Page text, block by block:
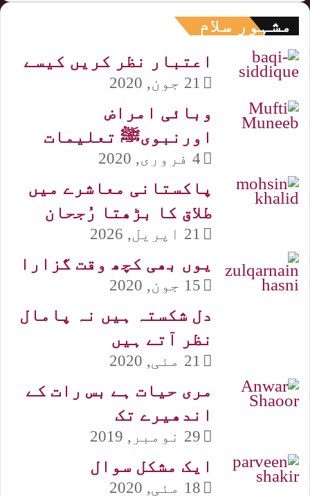
مشہور سلام
اعتبار نظر کریں کیسے
21 جون, 2020
وبائی امراض
اورنبویﷺ تعلیمات
4 فروری, 2020
پاکستانی معاشرے میں
طلاق کا بڑھتا رُجحان
21 اپریل, 2026
یوں بھی کچھ وقت گزارا
15 جون, 2020
دل شکستہ ہیں نہ پامال
نظر آتے ہیں
21 مئی, 2020
مری حیات ہے بس رات کے
اندھیرے تک
29 نومبر, 2019
ایک مشکل سوال
18 مئی, 2020